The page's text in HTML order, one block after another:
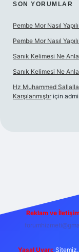
SON YORUMLAR
Pembe Mor Nasıl
Pembe Mor Nasıl
Sanık Kelimesi Ne
Sanık Kelimesi Ne
Hz Muhammed
Karşılanmıştır için
Reklam ve
Yasal Uyarı: